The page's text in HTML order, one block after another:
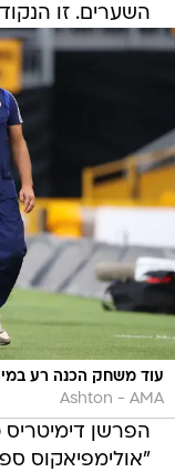
השערים. זו
עוד משחק הכנה רע
Ashton - AMA
הפרשן דימיטריס
"אולימפיאקוס